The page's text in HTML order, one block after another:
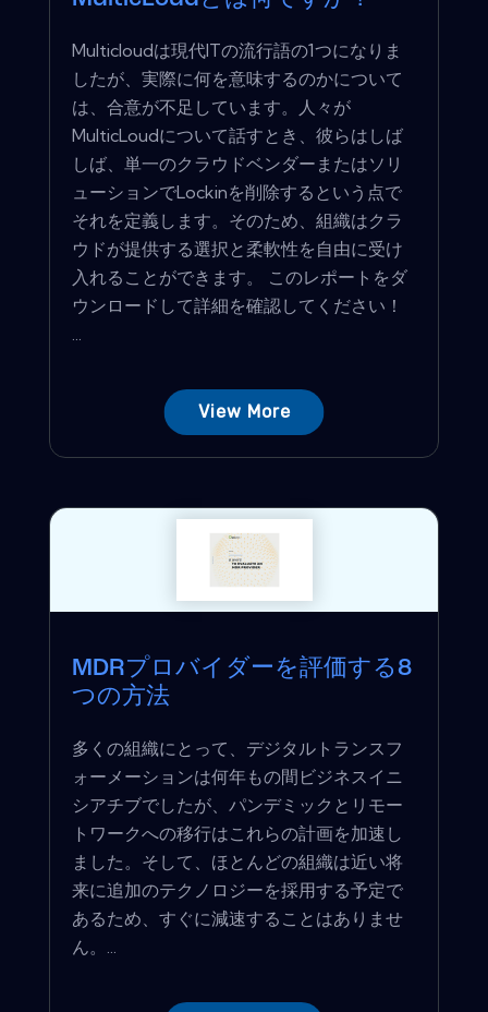
Multicloudは現代ITの流行語の1つになりま
したが、実際に何を意味するのかについて
は、合意が不足しています。人々が
MulticLoudについて話すとき、彼らはしば
しば、単一のクラウドベンダーまたはソリ
ューションでLockinを削除するという点で
それを定義します。そのため、組織はクラ
ウドが提供する選択と柔軟性を自由に受け
入れることができます。 このレポートをダ
ウンロードして詳細を確認してください！
View More
MDRプロバイダーを評価する8
つの方法
多くの組織にとって、デジタルトランスフ
ォーメーションは何年もの間ビジネスイニ
シアチブでしたが、パンデミックとリモー
トワークへの移行はこれらの計画を加速し
ました。そして、ほとんどの組織は近い将
来に追加のテクノロジーを採用する予定で
あるため、すぐに減速することはありませ
ん。...